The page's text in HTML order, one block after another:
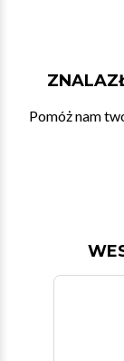
Pomóż nam